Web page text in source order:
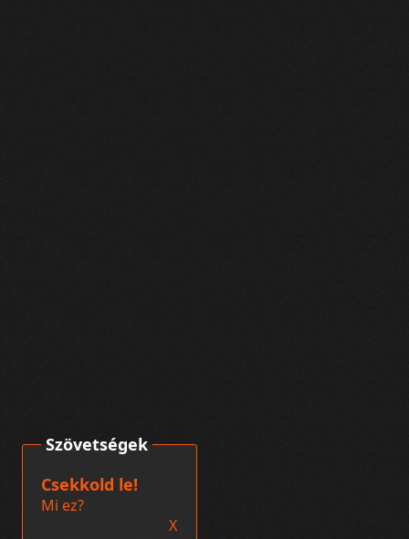
Szövetségek
Csekkold le!
Mi ez?
X